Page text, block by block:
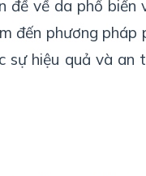
đề về da phổ
đến phương
sự hiệu quả và